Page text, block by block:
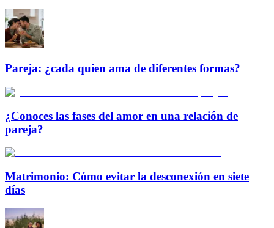
Pareja: ¿cada quien ama de diferentes formas?
¿Conoces las fases del amor en una relación de
pareja?
Matrimonio: Cómo evitar la desconexión en siete
días